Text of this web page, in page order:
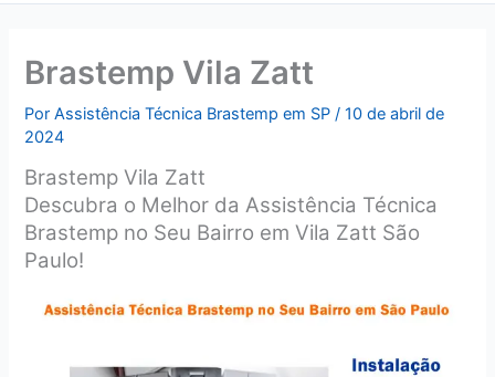
Brastemp Vila Zatt
PorAssistência Técnica Brastemp em SP /10 de abril de
2024
Brastemp Vila Zatt
Descubra o Melhor da Assistência Técnica
Brastemp no Seu Bairro em Vila Zatt São
Paulo!